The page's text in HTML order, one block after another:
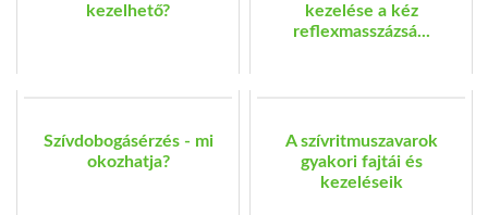
kezelhető?
kezelése a kéz
reflexmasszázsá...
Szívdobogásérzés - mi
okozhatja?
A szívritmuszavarok
gyakori fajtái és
kezeléseik